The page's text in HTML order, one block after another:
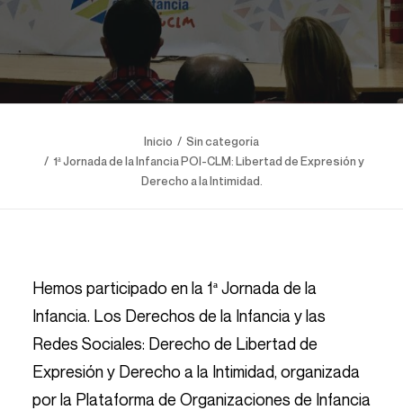
Inicio
Sin categoría
1ª Jornada de la Infancia POI-CLM: Libertad de Expresión y
Derecho a la Intimidad.
Hemos participado en la 1ª Jornada de la
Infancia. Los Derechos de la Infancia y las
Redes Sociales: Derecho de Libertad de
Expresión y Derecho a la Intimidad, organizada
por la Plataforma de Organizaciones de Infancia